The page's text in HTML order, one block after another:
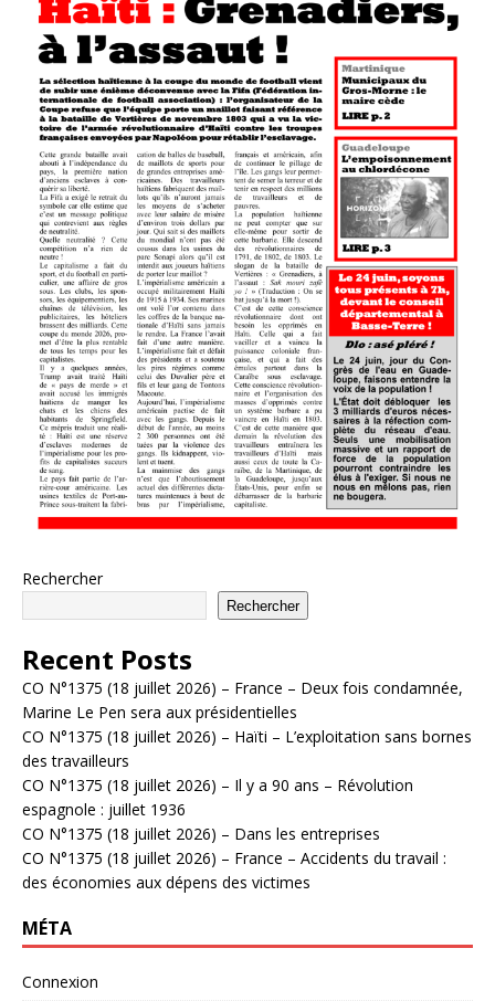
Rechercher
Rechercher
Recent Posts
CO N°1375 (18 juillet 2026) – France – Deux fois condamnée,
Marine Le Pen sera aux présidentielles
CO N°1375 (18 juillet 2026) – Haïti – L’exploitation sans bornes
des travailleurs
CO N°1375 (18 juillet 2026) – Il y a 90 ans – Révolution
espagnole : juillet 1936
CO N°1375 (18 juillet 2026) – Dans les entreprises
CO N°1375 (18 juillet 2026) – France – Accidents du travail :
des économies aux dépens des victimes
MÉTA
Connexion